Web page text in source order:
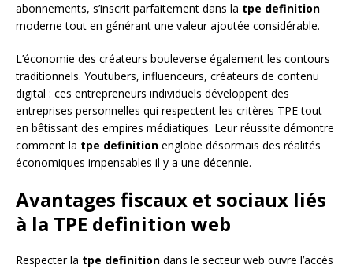
abonnements, s’inscrit parfaitement dans la tpe definition
moderne tout en générant une valeur ajoutée considérable.
L’économie des créateurs bouleverse également les contours
traditionnels. Youtubers, influenceurs, créateurs de contenu
digital : ces entrepreneurs individuels développent des
entreprises personnelles qui respectent les critères TPE tout
en bâtissant des empires médiatiques. Leur réussite démontre
comment la tpe definition englobe désormais des réalités
économiques impensables il y a une décennie.
Avantages fiscaux et sociaux liés
à la TPE definition web
Respecter la tpe definition dans le secteur web ouvre l’accès